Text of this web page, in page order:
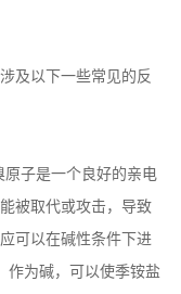
及以下一些常见的反
子是一个良好的亲电
被取代或攻击，导致
可以在碱性条件下进
作为碱，可以使季铵盐